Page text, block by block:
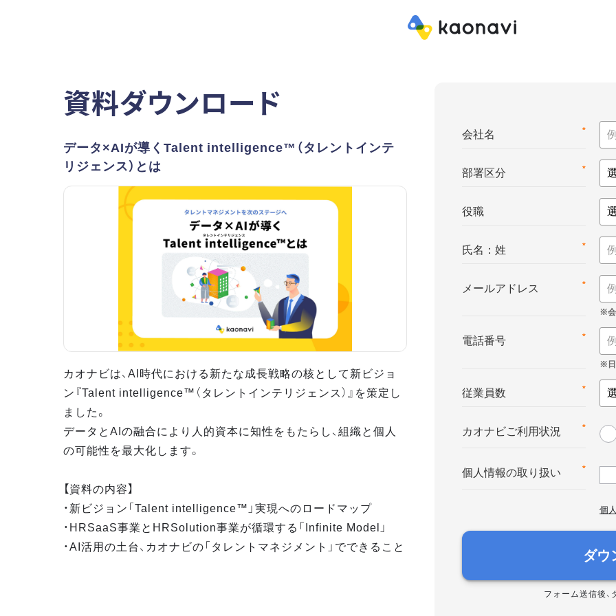
資料ダウンロード
データ×AIが導くTalent intelligence™（タレントインテ
リジェンス）とは
カオナビは、AI時代における新たな成長戦略の核として新ビジョ
ン『Talent intelligence™（タレントインテリジェンス）』を策定し
ました。
データとAIの融合により人的資本に知性をもたらし、組織と個人
の可能性を最大化します。
【資料の内容】
・新ビジョン「Talent intelligence™」実現へのロードマップ
・HRSaaS事業とHRSolution事業が循環する「Infinite Model」
・AI活用の土台、カオナビの「タレントマネジメント」でできること
*
会社名
*
部署区分
役職
*
氏名：姓
*
メールアドレス
*
電話番号
*
従業員数
*
カオナビご利用状況
*
個人情報の取り扱い
個
ダウ
フォーム送信後